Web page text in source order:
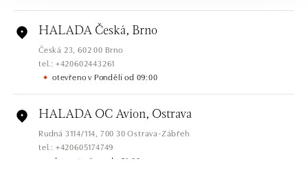
HALADA Česká, Brno
Česká 23, 602 00 Brno
tel.: +420602443261
otevřeno v Pondělí od 09:00
HALADA OC Avion, Ostrava
Rudná 3114/114, 700 30 Ostrava-Zábřeh
tel.: +420605174749
dnes otevřeno do 21:00